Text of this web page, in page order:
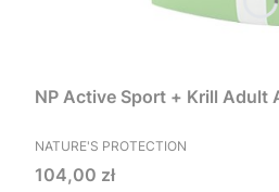
NP Active Sport + Krill Adult
PRODUCENT
NATURE'S PROTECTION
Cena
104,00 zł